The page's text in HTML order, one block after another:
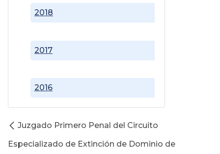
2016
2017
2018
Juzgado Primero Penal del Circuito
Especializado de Extinción de Dominio de